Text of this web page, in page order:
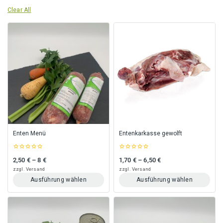
Clear All
Enten Menü
out
of
2,50 € –8 €Preisspanne: 2,50 € bis 8 €
zzgl. Versand
Ausführung wählen
Dieses
Entenkarkasse gewolft
out
of
1,70 € –6,50€Preisspanne: 1,70 € bis 6,50 €
zzgl. Versand
Ausführung wählen
Dieses